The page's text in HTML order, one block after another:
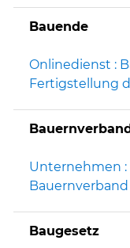
Bauende
Onlinedienst :
Fertigstellung
Unternehmen :
Bauernverband
Baugesetz